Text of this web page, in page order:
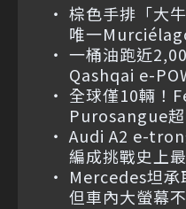
棕色手排「大
唯一
一桶油跑近
Qashqai e-
全球僅10輛！
Purosangue
Audi A2 e-
編成挑戰史上
Mercedes坦
但車內大螢幕